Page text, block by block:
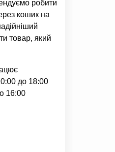
робити
кошик на
товар, який
до 18:00
16:00